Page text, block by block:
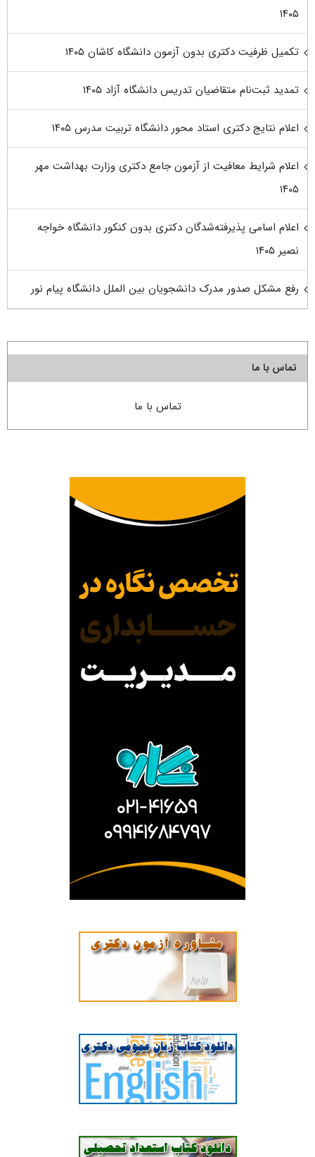
۱۴۰۵
تکمیل ظرفیت دکتری بدون آزمون دانشگاه کاشان ۱۴۰۵
تمدید ثبت‌نام متقاضیان تدریس دانشگاه آزاد ۱۴۰۵
اعلام نتایج دکتری استاد محور دانشگاه تربیت مدرس ۱۴۰۵
اعلام شرایط معافیت از آزمون جامع دکتری وزارت بهداشت مهر
۱۴۰۵
اعلام اسامی پذیرفته‌شدگان دکتری بدون کنکور دانشگاه خواجه
نصیر ۱۴۰۵
رفع مشکل صدور مدرک دانشجویان بین الملل دانشگاه پیام نور
تماس با ما
تماس با ما